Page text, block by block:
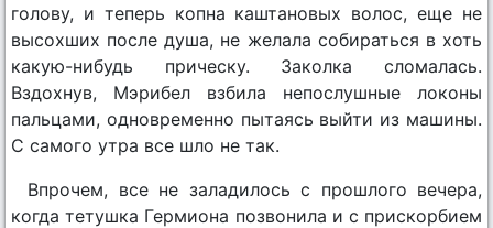
голову, и теперь копна каштановых волос, еще не
высохших после душа, не желала собираться в хоть
какую-нибудь прическу. Заколка сломалась.
Вздохнув, Мэрибел взбила непослушные локоны
пальцами, одновременно пытаясь выйти из машины.
С самого утра все шло не так.
Впрочем, все не заладилось с прошлого вечера,
когда тетушка Гермиона позвонила и с прискорбием